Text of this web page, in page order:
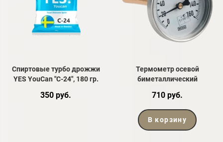
Спиртовые турбо дрожжи
YES YouCan "C-24", 180 гр.
350 руб.
Термометр осевой
биметаллический
710 руб.
В корзину